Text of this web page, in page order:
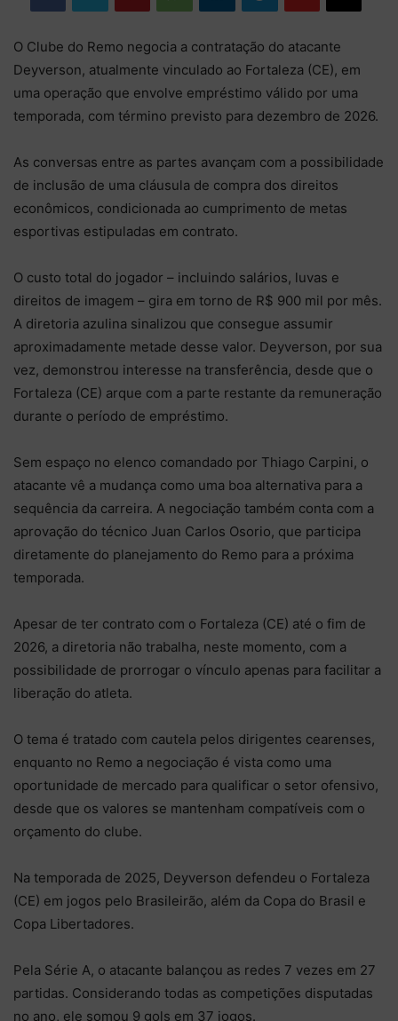
O Clube do Remo negocia a contratação do atacante
Deyverson, atualmente vinculado ao Fortaleza (CE), em
uma operação que envolve empréstimo válido por uma
temporada, com término previsto para dezembro de 2026.
As conversas entre as partes avançam com a possibilidade
de inclusão de uma cláusula de compra dos direitos
econômicos, condicionada ao cumprimento de metas
esportivas estipuladas em contrato.
O custo total do jogador – incluindo salários, luvas e
direitos de imagem – gira em torno de R$ 900 mil por mês.
A diretoria azulina sinalizou que consegue assumir
aproximadamente metade desse valor. Deyverson, por sua
vez, demonstrou interesse na transferência, desde que o
Fortaleza (CE) arque com a parte restante da remuneração
durante o período de empréstimo.
Sem espaço no elenco comandado por Thiago Carpini, o
atacante vê a mudança como uma boa alternativa para a
sequência da carreira. A negociação também conta com a
aprovação do técnico Juan Carlos Osorio, que participa
diretamente do planejamento do Remo para a próxima
temporada.
Apesar de ter contrato com o Fortaleza (CE) até o fim de
2026, a diretoria não trabalha, neste momento, com a
possibilidade de prorrogar o vínculo apenas para facilitar a
liberação do atleta.
O tema é tratado com cautela pelos dirigentes cearenses,
enquanto no Remo a negociação é vista como uma
oportunidade de mercado para qualificar o setor ofensivo,
desde que os valores se mantenham compatíveis com o
orçamento do clube.
Na temporada de 2025, Deyverson defendeu o Fortaleza
(CE) em jogos pelo Brasileirão, além da Copa do Brasil e
Copa Libertadores.
Pela Série A, o atacante balançou as redes 7 vezes em 27
partidas. Considerando todas as competições disputadas
no ano, ele somou 9 gols em 37 jogos.